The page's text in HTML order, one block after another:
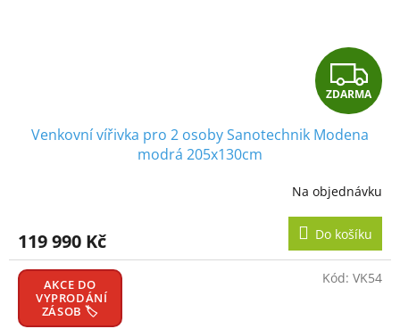
Z
D
A
R
M
A
ZDARMA
Venkovní vířivka pro 2 osoby Sanotechnik Modena
modrá 205x130cm
je
4,0
z
hvězdiček.
Na objednávku
119 990 Kč Do košíku
AKCE DO
VYPRODÁNÍ
ZÁSOB 🏷️
Kód: VK54